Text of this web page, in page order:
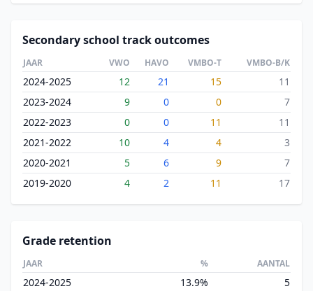
Secondary school track outcomes
JAAR VWO HAVO VMBO-T VMBO-B/K
2024-2025 12 21 15
11
2023-2024
9 0 0
7
2022-2023
0 0 11
11
2021-2022
10 4 4
3
2020-2021
5 6 9
7
2019-2020
4 2 11 17
Grade retention
JAAR % AANTAL
2024-2025 13.9%
5